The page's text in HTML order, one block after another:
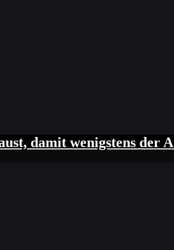
damit wenigstens der